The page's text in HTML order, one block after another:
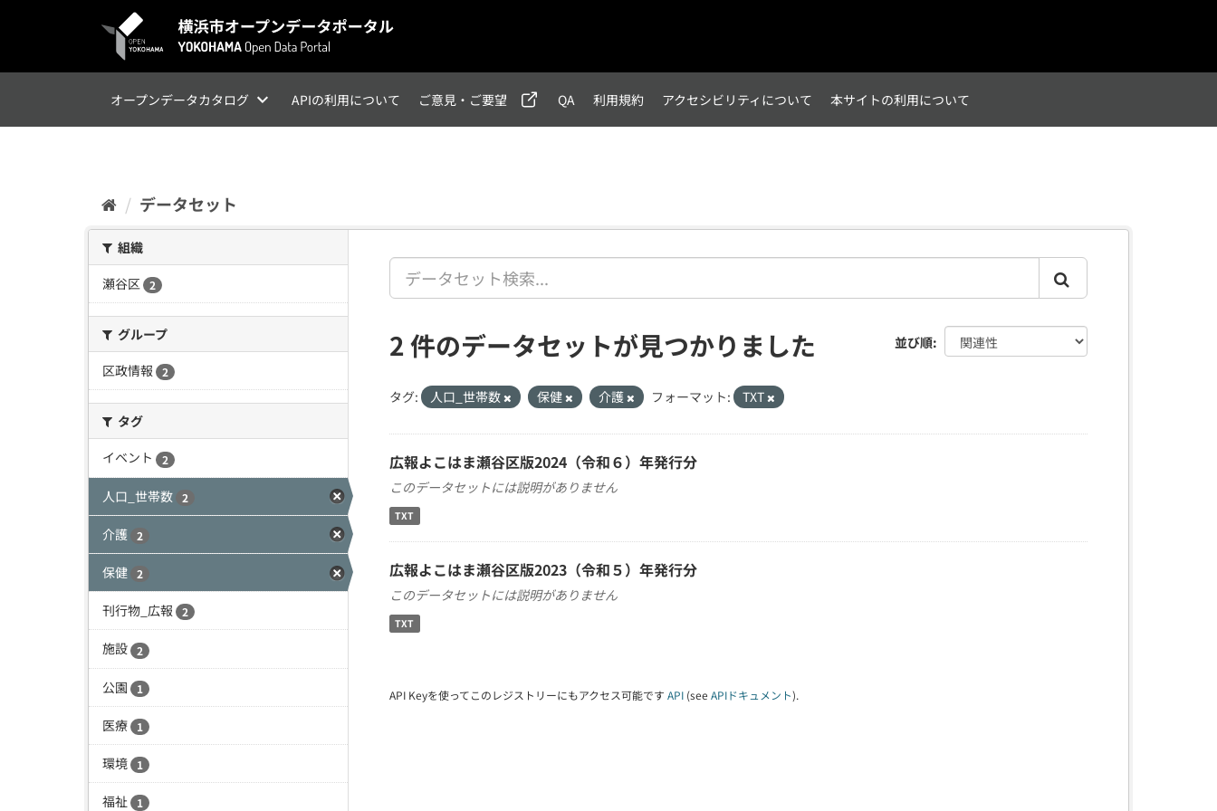
オープンデータカタログ APIの利用について ご意見・ご要望 QA 利用規約 アクセシビリティについて 本サイトの利用について
データセット
組織
瀬谷区 2
グループ
区政情報
2
タグ
イベント
2
人口_世帯数 2
介護 2
保健 2
刊行物_広報 2
施設 2
公園 1
医療 1
環境 1
福祉 1
並び順
2 件のデータセットが見つかりました
タグ: 人口_世帯数 保健 介護 フォーマット: TXT
広報よこはま瀬谷区版2024（令和６）年発行分
このデータセットには説明がありません
TXT
広報よこはま瀬谷区版2023（令和５）年発行分
このデータセットには説明がありません
TXT
API Keyを使ってこのレジストリーにもアクセス可能です API (see APIドキュメント).